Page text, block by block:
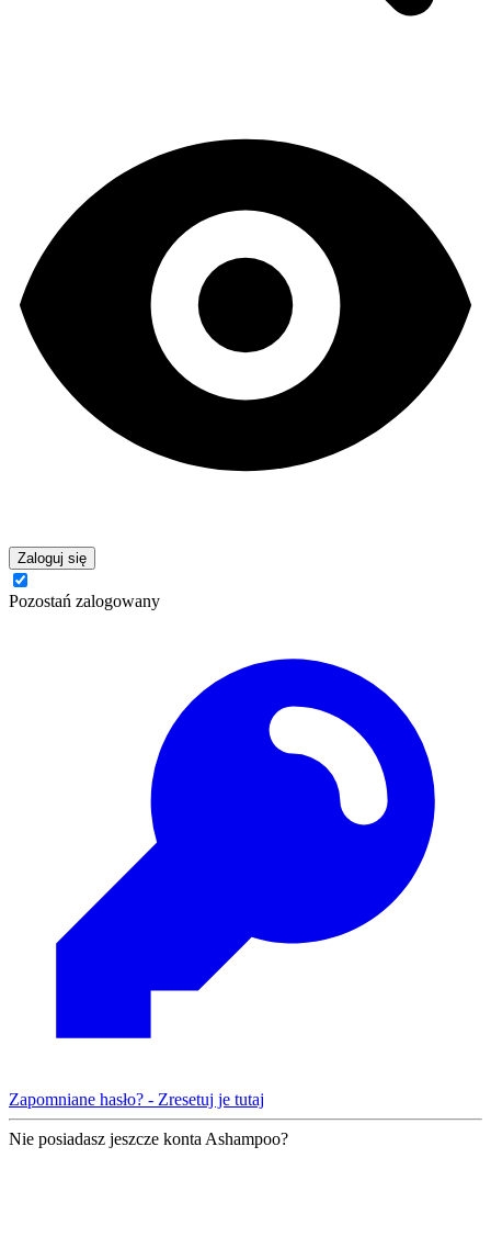
Zaloguj się
Pozostań zalogowany
Zapomniane hasło? - Zresetuj je tutaj
Nie posiadasz jeszcze konta Ashampoo?